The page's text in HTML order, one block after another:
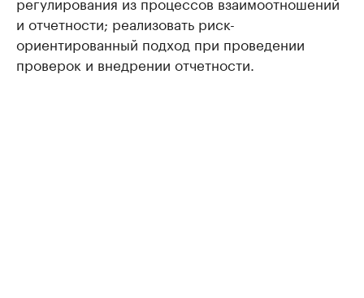
и отчетности; реализовать риск-
ориентированный подход при проведении
проверок и внедрении отчетности.